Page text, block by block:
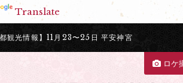
Translate
観光情報】11月23〜25日 平安神宮
ロケ